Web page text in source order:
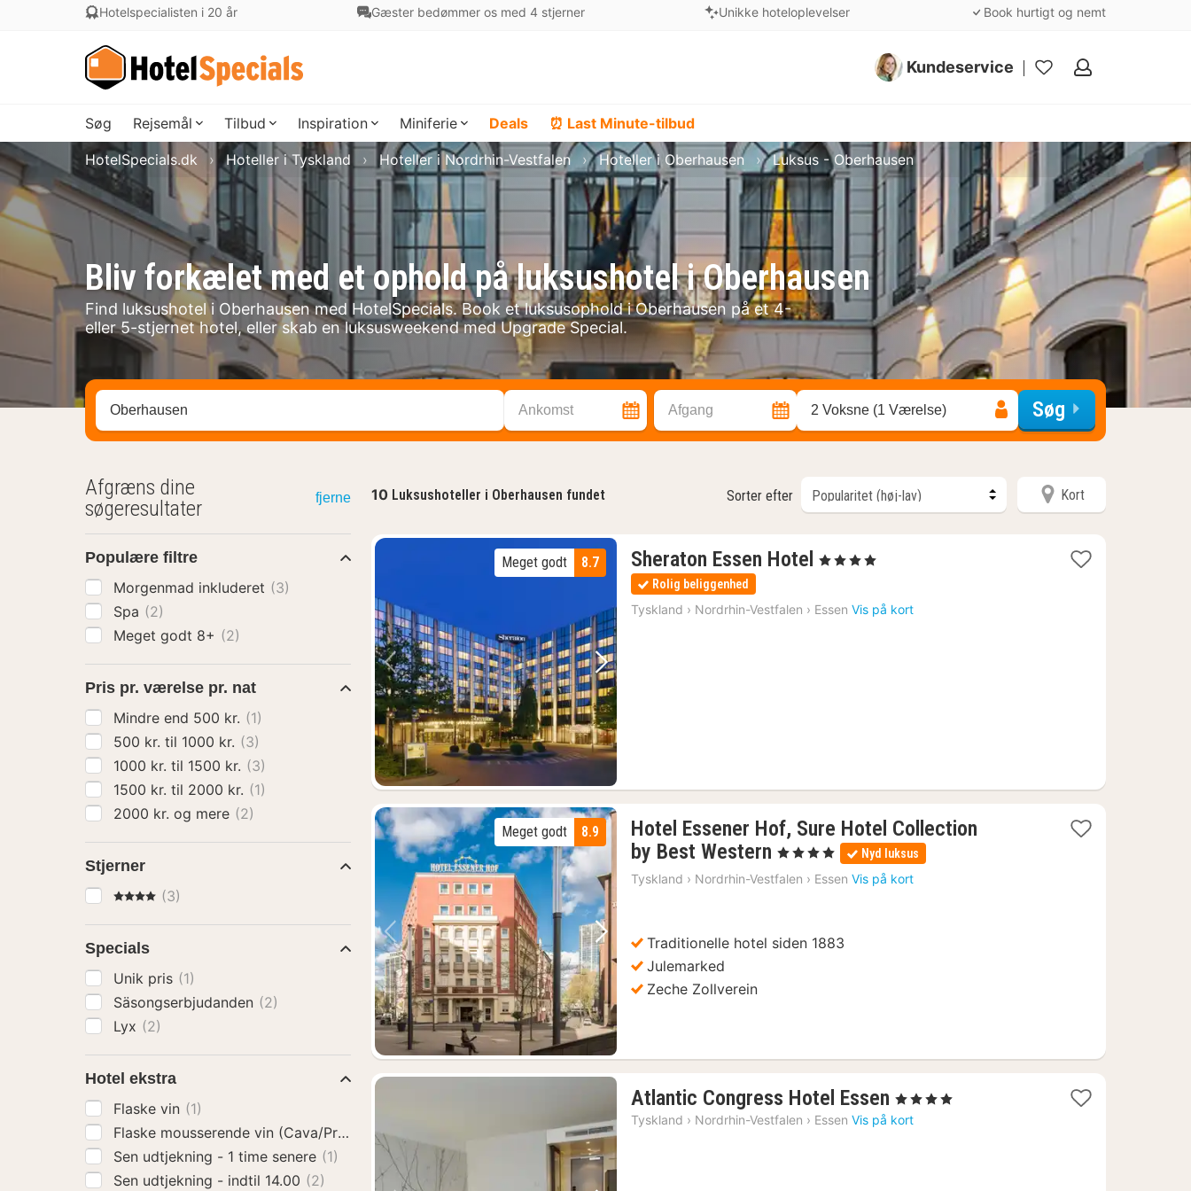
Hotelspecialisten i 20 år Gæster bedømmer os med 4 stjerner Unikke hoteloplevelser Book hurtigt og nemt
Kundeservice
Mine
Søg Rejsemål Tilbud Inspiration Miniferie Deals ⏰ Last Minute-tilbud
Bliv forkælet med et ophold på luksushotel i Oberhausen
Find luksushotel i Oberhausen med HotelSpecials. Book et luksusophold i Oberhausen på et 4-
eller 5-stjernet hotel, eller skab en luksusweekend med Upgrade Special.
HotelSpecials.dk Hoteller i Tyskland Hoteller i Nordrhin-Vestfalen Hoteller i Oberhausen Luksus - Oberhausen
Søg efter destination ... Ankomst Afgang 2 Voksne (1 Værelse) Søg
10 Luksushoteller i Oberhausen fundet Sorter efter Kort
Forrige billede Næste billede
8.7
Meget godt Sheraton Essen Hotel 3
fra
623
, 4 Stjerner
Rolig beliggenhed
Tyskland › Nordrhin-Vestfalen › Essen Vis på kort
Forrige billede Næste billede
8.9
Meget godt
Hotel Essener Hof, Sure Hotel Collection
by Best Western 2
nætter
fra
kr.
, 4 Stjerner Nyd luksus
Tyskland › Nordrhin-Vestfalen › Essen Vis på kort
Traditionelle hotel siden 1883
Julemarked
Zeche Zollverein
Atlantic Congress Hotel Essen 1
nat
, 4 Stjerner
Tyskland › Nordrhin-Vestfalen › Essen Vis på kort
Afgræns dine
søgeresultater
fjerne
Populære filtre
Morgenmad inkluderet (3)
Spa (2)
Meget godt 8+ (2)
Pris pr. værelse pr. nat
Mindre end 500 kr. (1)
500 kr. til 1000 kr. (3)
1000 kr. til 1500 kr. (3)
1500 kr. til 2000 kr. (1)
2000 kr. og mere (2)
Stjerner
4 Stjerner
(3)
Specials
Unik pris (1)
Säsongserbjudanden (2)
Lyx (2)
Hotel ekstra
Flaske vin (1)
Flaske mousserende vin (Cava/Prosecco)
Sen udtjekning - 1 time senere (1)
Sen udtjekning - indtil 14.00 (2)